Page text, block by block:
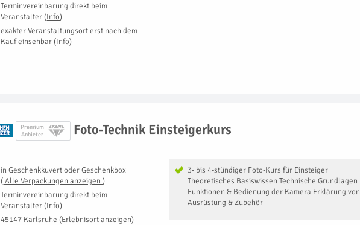
Terminvereinbarung direkt beim
Veranstalter (Info)
exakter Veranstaltungsort erst nach dem
Kauf einsehbar (Info)
Premium
Anbieter
Foto-Technik Einsteigerkurs
3- bis 4-stündiger Foto-Kurs für Einsteiger
Theoretisches Basiswissen Technische Grundlagen
Funktionen & Bedienung der Kamera Erklärung von
Ausrüstung & Zubehör
inGeschenkkuvert oder Geschenkbox
( Alle Verpackungen anzeigen )
Terminvereinbarung direkt beim
Veranstalter (Info)
45147 Karlsruhe (Erlebnisort anzeigen)